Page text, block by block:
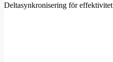
Deltasynkronisering för effektivitet